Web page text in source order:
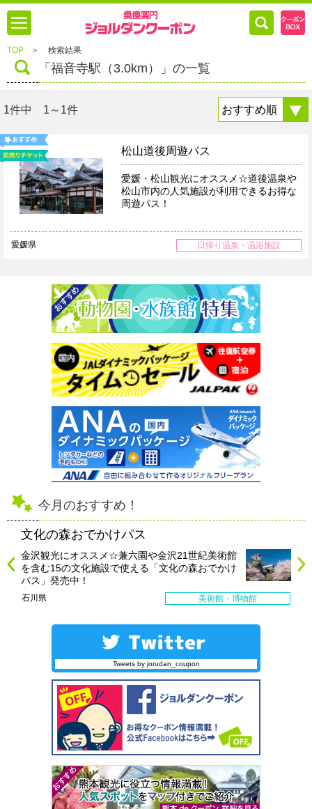
TOP ＞ 検索結果
「福音寺駅（3.0km）」の一覧
1件中 1～1件
松山道後周遊パス
愛媛・松山観光にオススメ☆道後温泉や
松山市内の人気施設が利用できるお得な
周遊パス！
愛媛県 日帰り温泉・温浴施設
今月のおすすめ！
文化の森おでかけパス
金沢観光にオススメ☆兼六園や金沢21世紀美術館
を含む15の文化施設で使える「文化の森おでかけ
パス」発売中！
石川県 美術館・博物館
Tweets by jorudan_coupon